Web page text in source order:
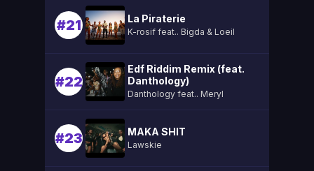
#21 La Piraterie
K-rosif feat.. Bigda & Loeil
#22
Edf Riddim Remix (feat.
Danthology)
Danthology feat.. Meryl
#23 MAKA SHIT
Lawskie